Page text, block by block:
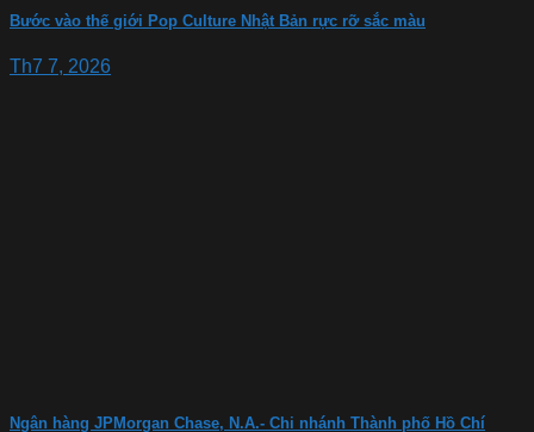
Bước vào thế giới Pop Culture Nhật Bản rực rỡ sắc màu
Th7 7, 2026
Ngân hàng JPMorgan Chase, N.A.- Chi nhánh Thành phố Hồ Chí